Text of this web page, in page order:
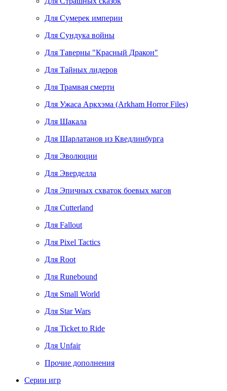
Для Сумерек империи
Для Сундука войны
Для Таверны "Красный Дракон"
Для Тайных лидеров
Для Трамвая смерти
Для Ужаса Аркхэма (Arkham Horror Files)
Для Шакала
Для Шарлатанов из Кведлинбурга
Для Эволюции
Для Эверделла
Для Эпичных схваток боевых магов
Для Cutterland
Для Fallout
Для Pixel Tactics
Для Root
Для Runebound
Для Small World
Для Star Wars
Для Ticket to Ride
Для Unfair
Прочие дополнения
Серии игр